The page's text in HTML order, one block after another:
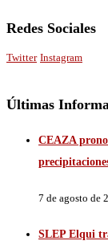
Redes Sociales
Twitter Instagram
Últimas
CEAZA
7 de agosto de
SLEP Elqui